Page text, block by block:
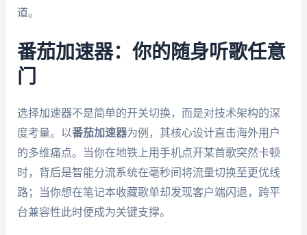
道。
番茄加速器：你的随身听歌任意
门
选择加速器不是简单的开关切换，而是对技术架构的深
度考量。以番茄加速器为例，其核心设计直击海外用户
的多维痛点。当你在地铁上用手机点开某首歌突然卡顿
时，背后是智能分流系统在毫秒间将流量切换至更优线
路；当你想在笔记本收藏歌单却发现客户端闪退，跨平
台兼容性此时便成为关键支撑。